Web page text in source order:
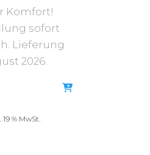
Komfort!
sofort
Lieferung
2026.
19 % MwSt.